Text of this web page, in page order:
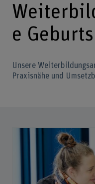
e
Unsere
Praxisnähe und